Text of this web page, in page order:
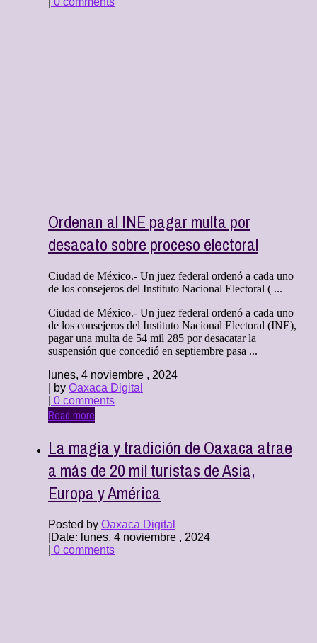
Ordenan al INE pagar multa por
desacato sobre proceso electoral
Ciudad de México.- Un juez federal ordenó a cada uno
de los consejeros del Instituto Nacional Electoral ( ...
Ciudad de México.- Un juez federal ordenó a cada uno
de los consejeros del Instituto Nacional Electoral (INE),
pagar una multa de 54 mil 285 por desacatar la
suspensión que concedió en septiembre pasa ...
lunes, 4 noviembre , 2024
| by Oaxaca Digital
0 comments
Read more
La magia y tradición de Oaxaca atrae
a más de 20 mil turistas de Asia,
Europa y América
Posted by Oaxaca Digital
Date: lunes, 4 noviembre , 2024
0 comments